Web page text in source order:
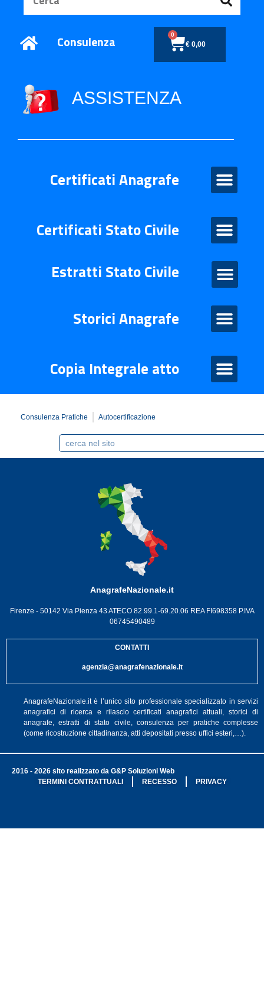
Consulenza €0,00
0
ASSISTENZA
Certificati Anagrafe
Certificati Stato Civile
Estratti Stato Civile
Storici Anagrafe
Copia Integrale atto
Consulenza Pratiche Autocertificazione
AnagrafeNazionale.it
Firenze - 50142 Via Pienza 43 ATECO 82.99.1-69.20.06 REA FI698358 P.IVA
06745490489
CONTATTI
agenzia@anagrafenazionale.it
AnagrafeNazionale.it è l’unico sito professionale specializzato in servizi
anagrafici di ricerca e rilascio certificati anagrafici attuali, storici di
anagrafe, estratti di stato civile, consulenza per pratiche complesse
(come ricostruzione cittadinanza, atti depositati presso uffici esteri,…).
2016 - 2026 sito realizzato da G&P Soluzioni Web
TERMINI CONTRATTUALI
RECESSO PRIVACY